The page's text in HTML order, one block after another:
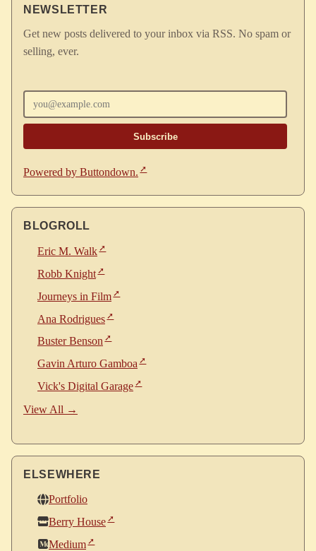
NEWSLETTER
Get new posts delivered to your inbox via RSS. No spam or
selling, ever.
Powered by Buttondown.
BLOGROLL
Eric M. Walk
Robb Knight
Journeys in Film
Ana Rodrigues
Buster Benson
Gavin Arturo Gamboa
Vick's Digital Garage
View All →
ELSEWHERE
Portfolio
Berry House
Medium